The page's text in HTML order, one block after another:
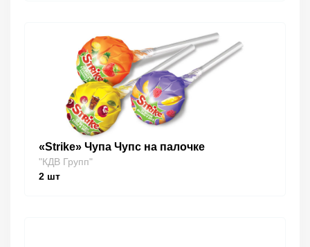
«Strike» Чупа Чупс на палочке
"КДВ Групп"
2 шт